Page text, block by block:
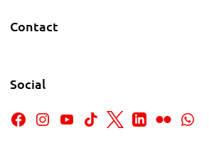
Contact
Social